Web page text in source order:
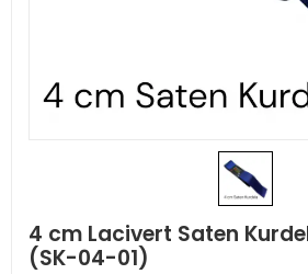
4 cm Lacivert Saten
(SK-04-01)